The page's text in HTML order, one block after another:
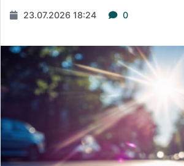
23.07.2026 18:24 0